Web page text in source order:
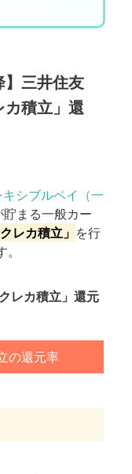
】三井住友
カ積立」還
シブルペイ（一
まる一般カー
レカ積立」 を行
レカ積立」還元
の還元率